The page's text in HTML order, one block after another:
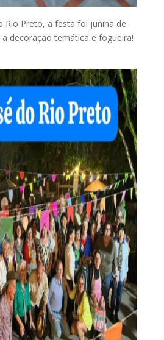
Rio Preto, a festa foi junina de
decoração temática e fogueira!